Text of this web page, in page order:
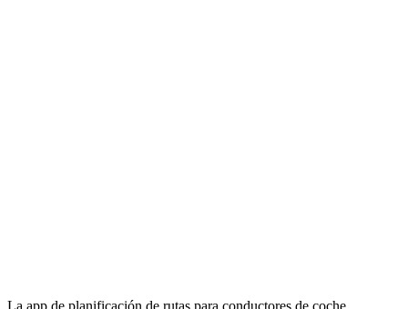
La app de planificación de rutas para conductores de coche